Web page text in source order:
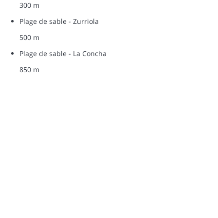
300 m
Plage de sable - Zurriola
500 m
Plage de sable - La Concha
850 m